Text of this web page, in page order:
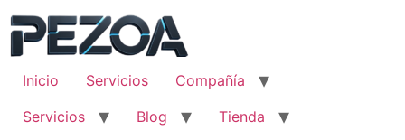
contenido
Inicio
Servicios
Compañía
Servicios
Blog
Tienda